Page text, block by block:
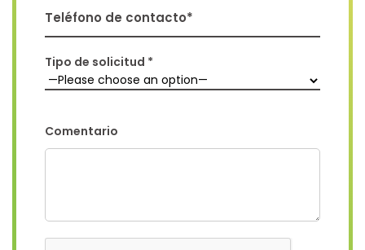
Teléfono de contacto*
Tipo de solicitud *
Comentario